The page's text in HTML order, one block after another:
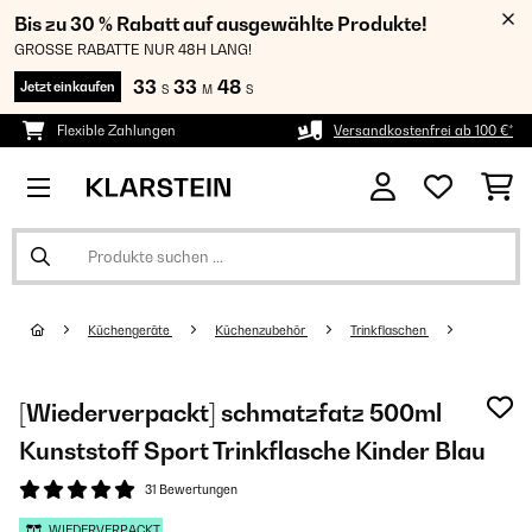
Bis zu 30 % Rabatt auf ausgewählte Produkte!
GROSSE RABATTE NUR 48H LANG!
Jetzt einkaufen 33 S 33 M 48 S
Flexible Zahlungen Versandkostenfrei ab 100 €*
Küchengeräte Küchenzubehör Trinkflaschen
[Wiederverpackt] schmatzfatz 500ml
Kunststoff Sport Trinkflasche Kinder Blau
31 Bewertungen